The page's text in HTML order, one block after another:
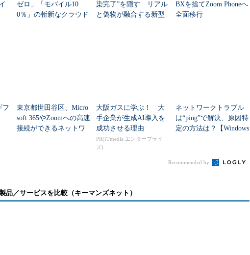
ゼロ」「モバイル10
0％」の斬新なクラウド
染完了”を隠す リアル
と偽物が融合する新型
BXを捨てZoom Phoneへ
全面移行
フ
東京都世田谷区、Micro
soft 365やZoomへの高速
接続ができるネットワ
大阪ガスに学ぶ！ 大
手企業が生成AI導入を
成功させる理由
PR(ITmedia エンタープライ
ズ)
ネットワークトラブル
は“ping”で解決、原因特
定の方法は？【Windows
Recommended by
品／サービスを比較（キーマンズネット）